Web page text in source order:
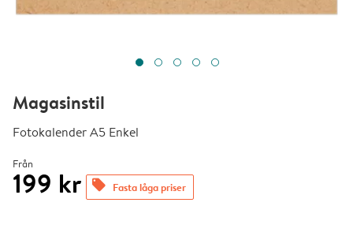
Magasinstil
Fotokalender A5 Enkel
Från
199 kr offers Fasta låga priser